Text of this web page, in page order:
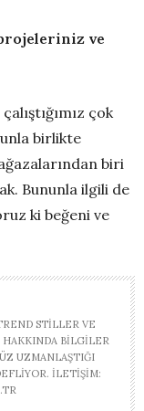
ve
çok
birlikte
biri
Bununla ilgili de
ki beğeni ve
STILLER VE
HAKKINDA BILGILER
UZMANLAŞTIĞI
İLETIŞIM: